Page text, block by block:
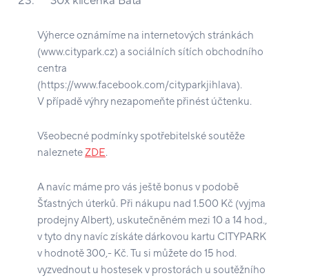
Výherce oznámíme na internetových stránkách
(www.citypark.cz) a sociálních sítích obchodního
centra
(https://www.facebook.com/cityparkjihlava).
V případě výhry nezapomeňte přinést účtenku.
Všeobecné podmínky spotřebitelské soutěže
nalezneteZDE.
A navíc máme pro vás ještě bonus v podobě
Šťastných úterků. Při nákupu nad 1.500 Kč (vyjma
prodejny Albert), uskutečněném mezi 10 a 14 hod.,
v tyto dny navíc získáte dárkovou kartu CITYPARK
v hodnotě 300,- Kč. Tu si můžete do 15 hod.
vyzvednout u hostesek v prostorách u soutěžního